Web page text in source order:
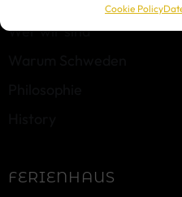
Cookie Policy
Wer wir sind
FERIENHAUS